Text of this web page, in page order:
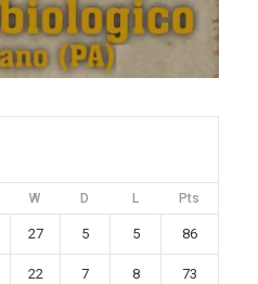
W D L Pts
27 5 5 86
22 7 8 73